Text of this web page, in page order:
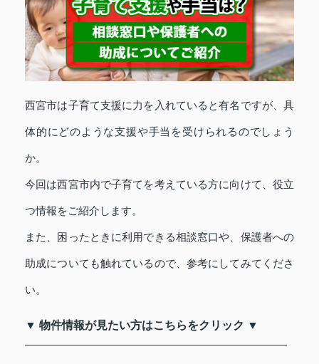
西宮市は子育て支援に力を入れていると有名ですが、具
体的にどのような支援や手当を受けられるのでしょう
か。
今回は西宮市内で子育てを考えている方に向けて、役立
つ情報をご紹介します。
また、困ったときに利用できる相談窓口や、保護者への
助成についても触れているので、参考にしてみてくださ
い。
▼ 物件情報が見たい方はこちらをクリック ▼